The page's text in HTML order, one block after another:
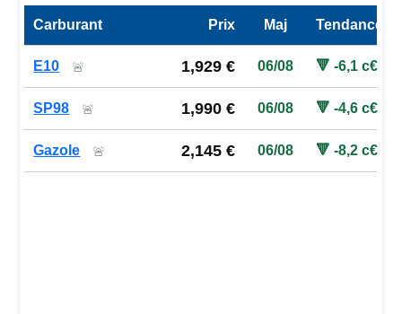
Prix des carburants de la station — comparaison à la
Carburant Prix Maj Tendance
E10 🚨 1,929 € 06/08 🔻 -6,1 c€
SP98 🚨 1,990 € 06/08 🔻 -4,6 c€
Gazole 🚨 2,145 € 06/08 🔻 -8,2 c€